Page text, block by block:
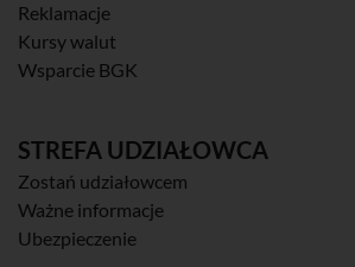
Reklamacje
Kursy walut
Wsparcie BGK
STREFA UDZIAŁOWCA
Zostań udziałowcem
Ważne informacje
Ubezpieczenie